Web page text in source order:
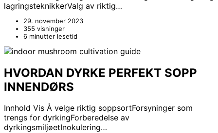
lagringsteknikkerValg av riktig…
29. november 2023
355 visninger
6 minutter lesetid
HVORDAN DYRKE PERFEKT SOPP
INNENDØRS
Innhold Vis Å velge riktig soppsortForsyninger som
trengs for dyrkingForberedelse av
dyrkingsmiljøetInokulering…